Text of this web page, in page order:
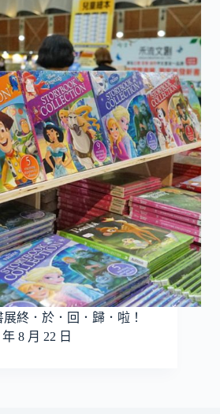
終．於．回．歸．啦！
年 8 月 22 日